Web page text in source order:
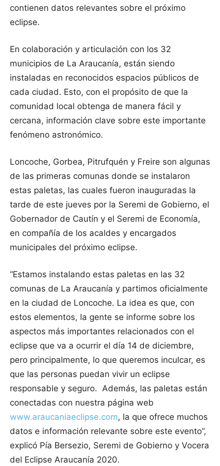
contienen datos relevantes sobre el próximo
eclipse.
En colaboración y articulación con los 32
municipios de La Araucanía, están siendo
instaladas en reconocidos espacios públicos de
cada ciudad. Esto, con el propósito de que la
comunidad local obtenga de manera fácil y
cercana, información clave sobre este importante
fenómeno astronómico.
Loncoche, Gorbea, Pitrufquén y Freire son algunas
de las primeras comunas donde se instalaron
estas paletas, las cuales fueron inauguradas la
tarde de este jueves por la Seremi de Gobierno, el
Gobernador de Cautín y el Seremi de Economía,
en compañía de los acaldes y encargados
municipales del próximo eclipse.
“Estamos instalando estas paletas en las 32
comunas de La Araucanía y partimos oficialmente
en la ciudad de Loncoche. La idea es que, con
estos elementos, la gente se informe sobre los
aspectos más importantes relacionados con el
eclipse que va a ocurrir el día 14 de diciembre,
pero principalmente, lo que queremos inculcar, es
que las personas puedan vivir un eclipse
responsable y seguro. Además, las paletas están
conectadas con nuestra página web
www.araucaniaeclipse.com, la que ofrece muchos
datos e información relevante sobre este evento”,
explicó Pía Bersezio, Seremi de Gobierno y Vocera
del Eclipse Araucanía 2020.